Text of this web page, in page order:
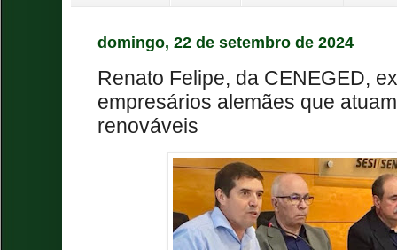
domingo, 22 de setembro de 2024
Renato Felipe, da CENEGED,
empresários alemães que
renováveis